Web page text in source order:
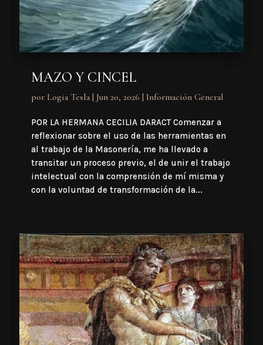
MAZO Y CINCEL
por Logia Tesla| Jun 20, 2026 | Información General
POR LA HERMANA CECILIA DARACT Comenzar a
reflexionar sobre el uso de las herramientas en
al trabajo de la Masonería, me ha llevado a
transitar un proceso previo, el de unir el trabajo
intelectual con la comprensión de mí misma y
con la voluntad de transformación de la...